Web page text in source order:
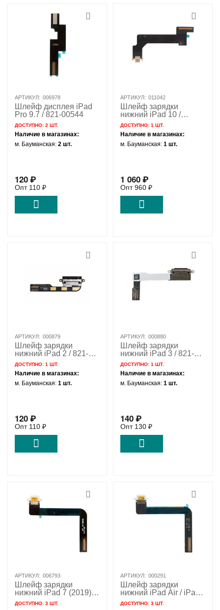
АРТИКУЛ: 006978
Шлейф дисплея iPad
Pro 9.7 / 821-00544
ДОСТУПНО:2 ШТ.
Наличие в магазинах:
м. Бауманская:2 шт.
120₽
Опт 110 ₽
АРТИКУЛ: 011042
Шлейф зарядки
нижний iPad 10 /
A2757 A2777 A3162 /
LTE 821-03976 /
желтый
ДОСТУПНО:1 ШТ.
Наличие в магазинах:
м. Бауманская:1 шт.
1 060₽
Опт960 ₽
АРТИКУЛ: 000879
Шлейф зарядки
нижний iPad 2 / 821-
1180
ДОСТУПНО:1 ШТ.
Наличие в магазинах:
м. Бауманская:1 шт.
120₽
Опт 110 ₽
АРТИКУЛ: 000880
Шлейф зарядки
нижний iPad 3 / 821-
1259 / OEM
ДОСТУПНО:1 ШТ.
Наличие в магазинах:
м. Бауманская:1 шт.
140₽
Опт 130 ₽
АРТИКУЛ: 006793
Шлейф зарядки
нижний iPad 7 (2019) /
iPad 8 (2020) / iPad 9
(2021) белый / 821-
ДОСТУПНО:3 ШТ.
АРТИКУЛ: 000291
Шлейф зарядки
нижний iPad Air / iPad
5 (2017) / iPad 6 (2018)
/ белый / 821-1716
ДОСТУПНО:3 ШТ.